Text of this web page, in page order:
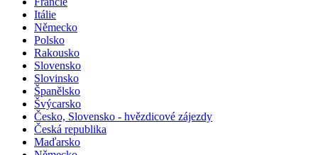
Itálie
Německo
Polsko
Rakousko
Slovensko
Slovinsko
Španělsko
Švýcarsko
Česko, Slovensko - hvězdicové zájezdy
Česká republika
Maďarsko